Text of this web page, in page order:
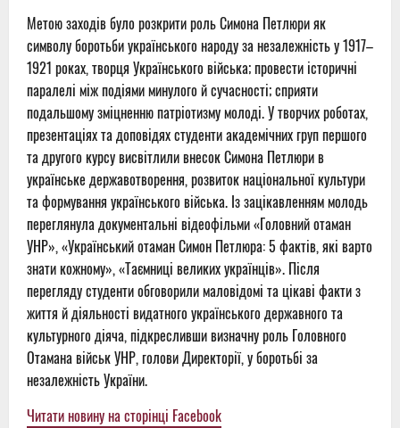
Метою заходів було розкрити роль Симона Петлюри як
символу боротьби українського народу за незалежність у 1917–
1921 роках, творця Українського війська; провести історичні
паралелі між подіями минулого й сучасності; сприяти
подальшому зміцненню патріотизму молоді. У творчих роботах,
презентаціях та доповідях студенти академічних груп першого
та другого курсу висвітлили внесок Симона Петлюри в
українське державотворення, розвиток національної культури
та формування українського війська. Із зацікавленням молодь
переглянула документальні відеофільми «Головний отаман
УНР», «Український отаман Симон Петлюра: 5 фактів, які варто
знати кожному», «Таємниці великих українців». Після
перегляду студенти обговорили маловідомі та цікаві факти з
життя й діяльності видатного українського державного та
культурного діяча, підкресливши визначну роль Головного
Отамана військ УНР, голови Директорії, у боротьбі за
незалежність України.
Читати новину на сторінці Facebook